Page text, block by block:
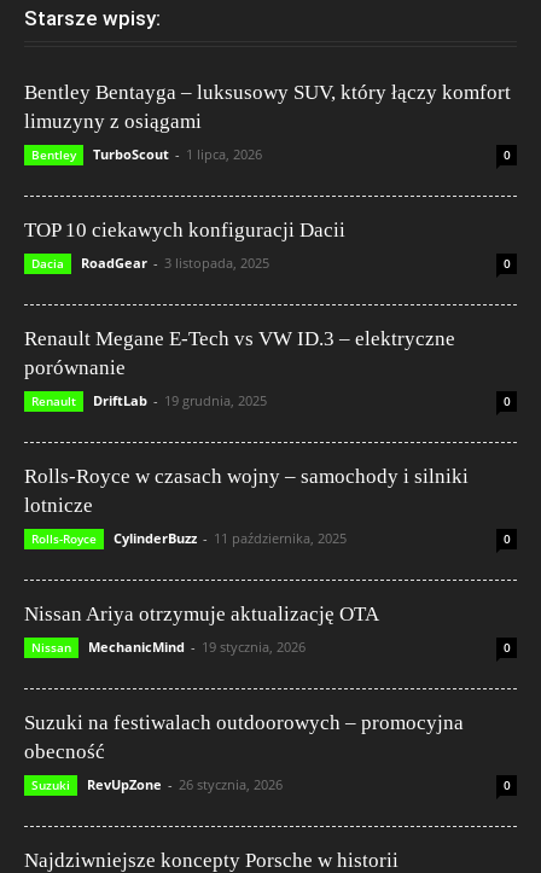
Starsze wpisy:
Bentley Bentayga – luksusowy SUV, który łączy komfort
limuzyny z osiągami
Bentley TurboScout - 1 lipca, 2026 0
TOP 10 ciekawych konfiguracji Dacii
Dacia RoadGear - 3 listopada, 2025 0
Renault Megane E-Tech vs VW ID.3 – elektryczne
porównanie
Renault DriftLab - 19 grudnia, 2025 0
Rolls-Royce w czasach wojny – samochody i silniki
lotnicze
Rolls-Royce CylinderBuzz - 11 października, 2025 0
Nissan Ariya otrzymuje aktualizację OTA
Nissan MechanicMind - 19 stycznia, 2026 0
Suzuki na festiwalach outdoorowych – promocyjna
obecność
Suzuki RevUpZone - 26 stycznia, 2026 0
Najdziwniejsze koncepty Porsche w historii